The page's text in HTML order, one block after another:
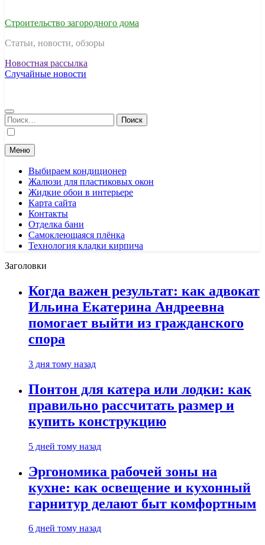
Строительство загородного дома
Статьи, новости, обзоры
Новостная рассылка
Случайные новости
Найти:
Меню
Выбираем кондиционер
Жалюзи для пластиковых окон
Жидкие обои в интерьере
Карта сайта
Контакты
Отделка бани
Самоклеющаяся плёнка
Технология кладки кирпича
Заголовки
Когда важен результат: как адвокат
Ильина Екатерина Андреевна
помогает выйти из гражданского
спора
3 дня тому назад
Понтон для катера или лодки: как
правильно рассчитать размер и
купить конструкцию
5 дней тому назад
Эргономика рабочей зоны на
кухне: как освещение и кухонный
гарнитур делают быт комфортным
6 дней тому назад